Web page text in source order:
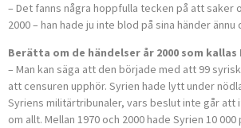
– Det fanns några hoppfulla tecken på att saker
2000 – han hade ju inte blod på sina händer ännu
Berätta om de händelser år 2000 som kallas
– Man kan säga att den började med att 99
att censuren upphör. Syrien hade lytt under
Syriens militärtribunaler, vars beslut inte går att
om allt. Mellan 1970 och 2000 hade Syrien 10